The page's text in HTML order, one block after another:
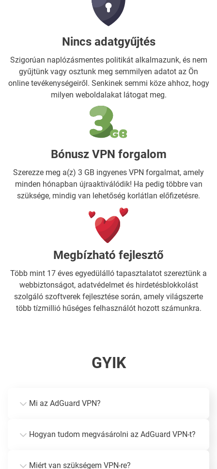
Nincs adatgyűjtés
Szigorúan naplózásmentes politikát alkalmazunk, és nem
gyűjtünk vagy osztunk meg semmilyen adatot az Ön
online tevékenységeiről. Senkinek semmi köze ahhoz, hogy
milyen weboldalakat látogat meg.
Bónusz VPN forgalom
Szerezze meg a(z) 3 GB ingyenes VPN forgalmat, amely
minden hónapban újraaktiválódik! Ha pedig többre van
szüksége, mindig van lehetőség korlátlan előfizetésre.
Megbízható fejlesztő
Több mint 17 éves egyedülálló tapasztalatot szereztünk a
webbiztonságot, adatvédelmet és hirdetésblokkolást
szolgáló szoftverek fejlesztése során, amely világszerte
több tízmillió hűséges felhasználót hozott számunkra.
GYIK
Mi az AdGuard VPN?
Hogyan tudom megvásárolni az AdGuard VPN-t?
Miért van szükségem VPN-re?